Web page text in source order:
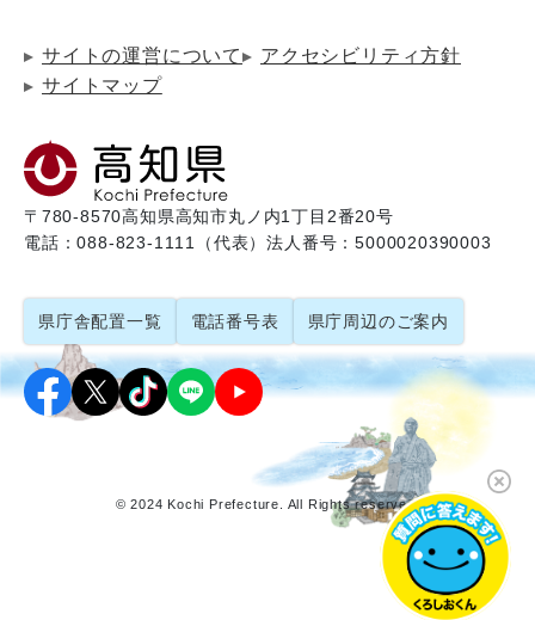
サイトの運営について
アクセシビリティ方針
サイトマップ
〒780-8570高知県高知市丸ノ内1丁目2番20号
電話：088-823-1111（代表）法人番号：5000020390003
県庁舎配置一覧 電話番号表 県庁周辺のご案内
© 2024 Kochi Prefecture. All Rights reserved.